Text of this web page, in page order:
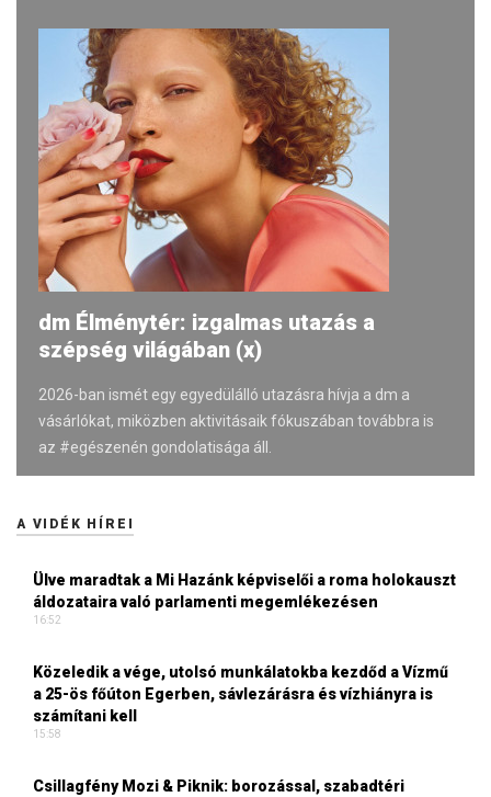
dm Élménytér: izgalmas utazás a
szépség világában (x)
2026-ban ismét egy egyedülálló utazásra hívja a dm a
vásárlókat, miközben aktivitásaik fókuszában továbbra is
az #egészenén gondolatisága áll.
A VIDÉK HÍREI
Ülve maradtak a Mi Hazánk képviselői a roma holokauszt
áldozataira való parlamenti megemlékezésen
16:52
Közeledik a vége, utolsó munkálatokba kezdőd a Vízmű
a 25-ös főúton Egerben, sávlezárásra és vízhiányra is
számítani kell
15:58
Csillagfény Mozi & Piknik: borozással, szabadtéri